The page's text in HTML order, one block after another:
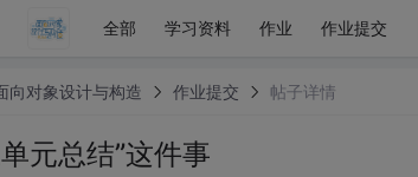
全部 学习资料 作业 作业提交
向对象设计与构造 作业提交 帖子详情
元总结”这件事